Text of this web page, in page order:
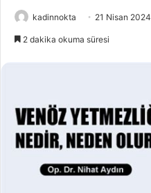
kadinnokta 21 Nisan 2024
2 dakika okuma süresi